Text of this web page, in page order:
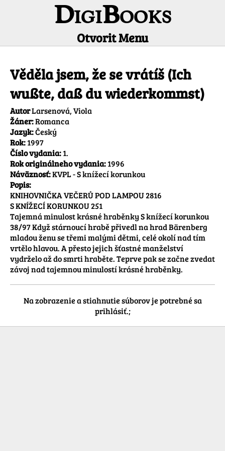
DigiBooks
Otvorit Menu
Věděla jsem, že se vrátíš (Ich
wußte, daß du wiederkommst)
AutorLarsenová, Viola
Žáner:Romanca
Jazyk:Český
Rok:1997
Číslo vydania:1.
Rok originálneho vydania:1996
Náväznosť:KVPL - S knížecí korunkou
Popis:
KNIHOVNIČKA VEČERŮ POD LAMPOU 2816
S KNÍŽECÍ KORUNKOU 251
Tajemná minulost krásné hraběnky S knížecí korunkou
38/97 Když stárnoucí hrabě přivedl na hrad Bärenberg
mladou ženu se třemi malými dětmi, celé okolí nad tím
vrtělo hlavou. A přesto jejich šťastné manželství
vydrželo až do smrti hraběte. Teprve pak se začne zvedat
závoj nad tajemnou minulostí krásné hraběnky.
Na zobrazenie a stiahnutie súborov je potrebné sa
prihlásiť.;